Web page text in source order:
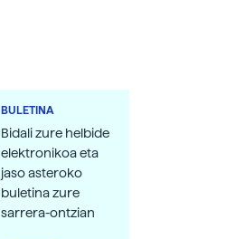
BULETINA
Bidali zure helbide
elektronikoa eta
jaso asteroko
buletina zure
sarrera-ontzian